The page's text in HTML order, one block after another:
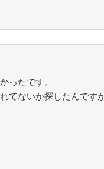
ったです。
てないか探したんです